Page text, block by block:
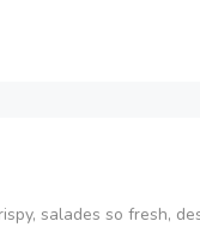
salades so fresh,